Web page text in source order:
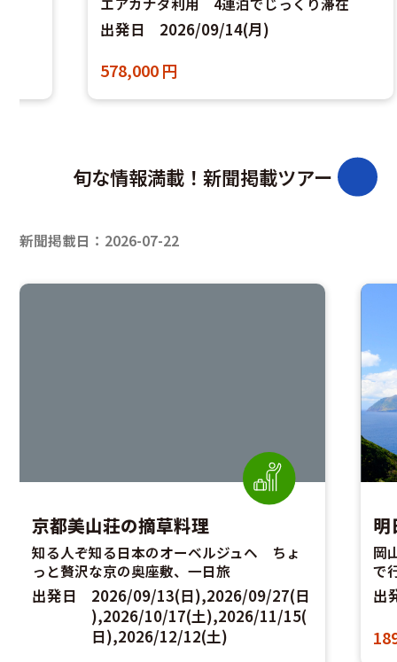
エアカナダ利用 4連泊でじっくり滞在
出発日 2026/09/14(月)
578,000円
旬な情報満載！新聞掲載ツアー
新聞掲載日：2026-07-22
明日が芽吹く島八丈島
岡山桃太郎空港発着 FDA直行チャーター便
で行く！
出発日 2026/11/18(水)
189,800円～219,800円
京
知
っ
出